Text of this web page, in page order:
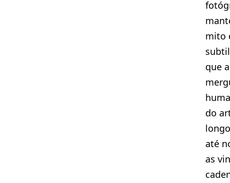
mito
que
do
até
as